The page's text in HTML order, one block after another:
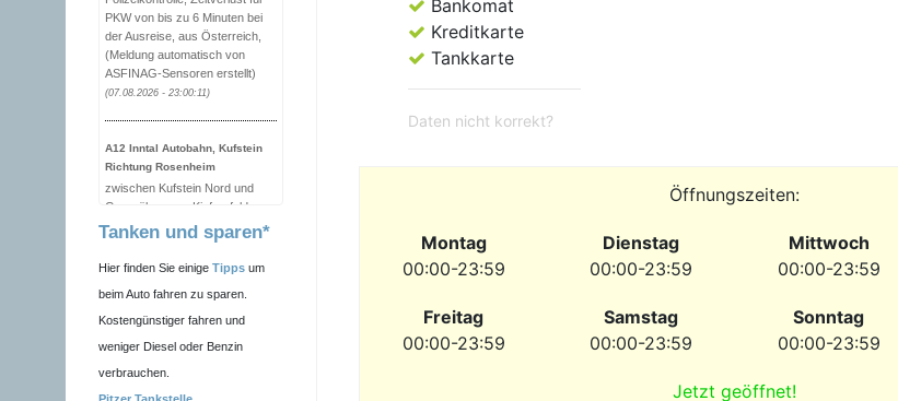
PKW von bis zu 6 Minuten bei
der Ausreise, aus Österreich,
(Meldung automatisch von
ASFINAG-Sensoren erstellt)
(07.08.2026 - 23:00:11)
A12 Inntal Autobahn, Kufstein
Richtung Rosenheim
zwischen Kufstein Nord und
Grenzübergang Kiefersfelden
Polizeikontrolle, Zeitverlust für
PKW von bis zu 6 Minuten bei
der Ausreise, aus Österreich,
ASFINAG-Sensoren erstellt)
(07.08.2026 - 22:00:11)
A1 West Autobahn, Salzburg
Richtung Rosenheim
Tanken und sparen*
Hier finden Sie einige Tipps um
beim Auto fahren zu sparen.
Kostengünstiger fahren und
weniger Diesel oder Benzin
verbrauchen.
Bankomat
Kreditkarte
Tankkarte
Daten nicht korrekt?
Öffnungszeiten:
Montag
00:00-23:59
Dienstag
00:00-23:59
Mittwoch
00:00-23:59
Freitag
00:00-23:59
Samstag
00:00-23:59
Sonntag
00:00-23:59
Jetzt geöffnet!